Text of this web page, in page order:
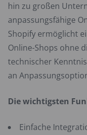
hin zu großen
anpassungsfähige
Shopify ermöglicht
Online-Shops ohne
technischer
an
Die wichtigsten
Einfache